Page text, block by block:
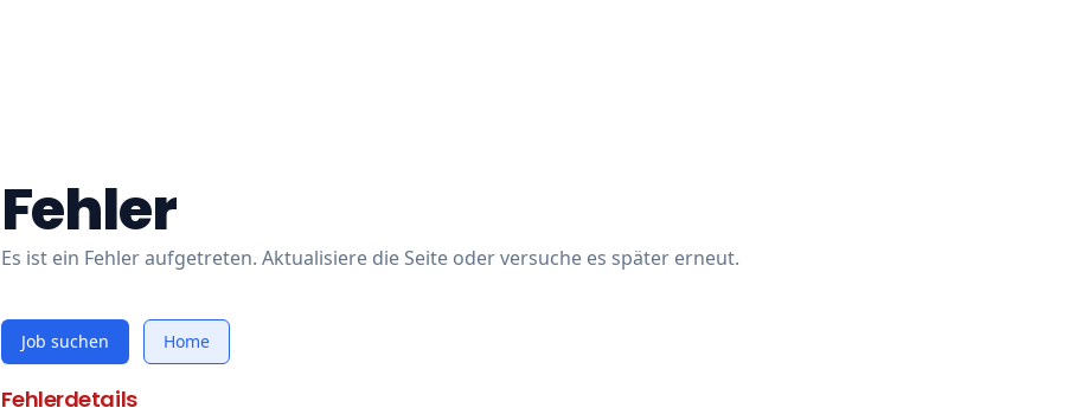
Fehler
Es ist ein Fehler aufgetreten. Aktualisiere die Seite oder versuche es später erneut.
Job suchen Home
Fehlerdetails